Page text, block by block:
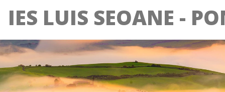
IES LUIS SEOANE -